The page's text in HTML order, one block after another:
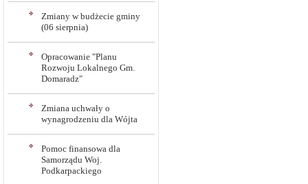
Zmiany w budżecie gminy
(06 sierpnia)
Opracowanie "Planu
Rozwoju Lokalnego Gm.
Domaradz"
Zmiana uchwały o
wynagrodzeniu dla Wójta
Pomoc finansowa dla
Samorządu Woj.
Podkarpackiego